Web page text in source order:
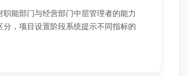
职能部门与经营部门中层管理者的能力
分，项目设置阶段系统提示不同指标的